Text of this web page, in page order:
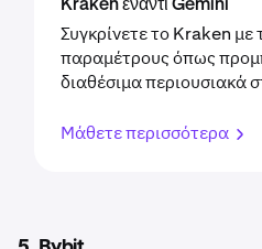
Kraken έναντι Gemini
Συγκρίνετε το Kraken με
παραμέτρους όπως
διαθέσιμα περιουσιακά
Μάθετε περισσότερα